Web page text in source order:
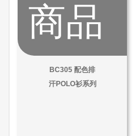
商品
BC305 配色排
汗POLO衫系列